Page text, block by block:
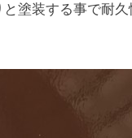
塗装する事で耐